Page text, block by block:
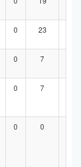
0 23
0 7
0 7
0 0